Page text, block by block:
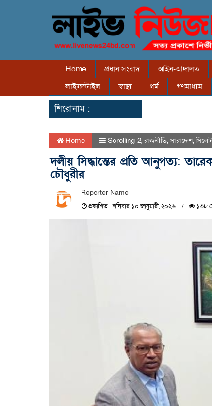
Home প্রধান সংবাদ আইন-আদালত
লাইফস্টাইল
স্বাস্থ্য ধর্ম গণমাধ্যম
শিরোনাম :
Home Scrolling-2,রাজনীতি,সারাদেশ,
দলীয় সিদ্ধান্তের প্রতি আনুগত্য:
চৌধুরীর
Reporter Name
প্রকাশিত : শনিবার, ১০ জানুয়ারী, ২০২৬ ১৩৮